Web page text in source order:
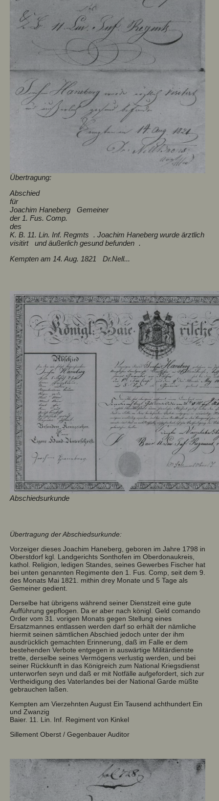
Übertragung:
Abschied
für
Joachim Haneberg Gemeiner
der 1. Fus. Comp.
des
K. B. 11. Lin. Inf. Regmts . Joachim Haneberg wurde ärztlich
visitirt und äußerlich gesund befunden .
Kempten am 14. Aug. 1821 Dr.Nell...
Abschiedsurkunde
Übertragung der Abschiedsurkunde:
Vorzeiger dieses Joachim Haneberg, geboren im Jahre 1798 in
Oberstdorf kgl. Landgerichts Sonthofen im Oberdonaukreis,
kathol. Religion, ledigen Standes, seines Gewerbes Fischer hat
bei unten genannten Regimente den 1. Fus. Comp, seit dem 9.
des Monats Mai 1821. mithin drey Monate und 5 Tage als
Gemeiner gedient.
Derselbe hat übrigens während seiner Dienstzeit eine gute
Aufführung gepflogen. Da er aber nach königl. Geld comando
Order vom 31. vorigen Monats gegen Stellung eines
Ersatzmannes entlassen werden darf so erhält der nämliche
hiermit seinen sämtlichen Abschied jedoch unter der ihm
ausdrücklich gemachten Erinnerung, daß im Falle er dem
bestehenden Verbote entgegen in auswärtige Militärdienste
trette, derselbe seines Vermögens verlustig werden, und bei
seiner Rückkunft in das Königreich zum National Kriegsdienst
unterworfen seyn und daß er mit Notfälle aufgefordert, sich zur
Vertheidigung des Vaterlandes bei der National Garde müßte
gebrauchen laßen.
Kempten am Vierzehnten August Ein Tausend achthundert Ein
und Zwanzig
Baier. 11. Lin. Inf. Regiment von Kinkel
Sillement Oberst / Gegenbauer Auditor